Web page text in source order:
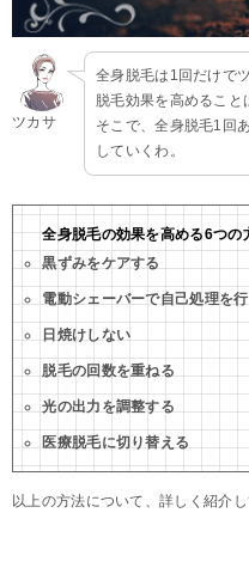
ツカサ
全身脱毛は1回だけで
脱毛効果を高めること
そこで、全身脱毛1回
していくわ。
全身脱毛の効果を高める6つの
黒ずみをケアする
電動シェーバーで自己処理を行
日焼けしない
脱毛の回数を重ねる
光の出力を調整する
医療脱毛に切り替える
以上の方法について、詳しく紹介し